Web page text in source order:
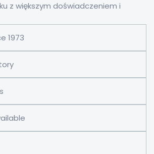
z większym doświadczeniem i
1973